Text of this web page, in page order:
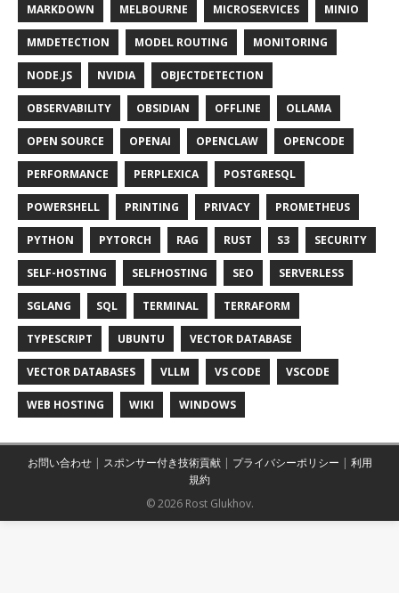
MARKDOWN MELBOURNE MICROSERVICES MINIO
MMDETECTION MODEL ROUTING MONITORING
NODE.JS NVIDIA OBJECTDETECTION
OBSERVABILITY OBSIDIAN OFFLINE OLLAMA
OPEN SOURCE OPENAI OPENCLAW OPENCODE
PERFORMANCE PERPLEXICA POSTGRESQL
POWERSHELL PRINTING PRIVACY PROMETHEUS
PYTHON PYTORCH RAG RUST S3 SECURITY
SELF-HOSTING SELFHOSTING SEO SERVERLESS
SGLANG SQL TERMINAL TERRAFORM
TYPESCRIPT UBUNTU VECTOR DATABASE
VECTOR DATABASES VLLM VS CODE VSCODE
WEB HOSTING WIKI WINDOWS
お問い合わせ| スポンサー付き技術貢献| プライバシーポリシー | 利用
規約
© 2026 Rost Glukhov.